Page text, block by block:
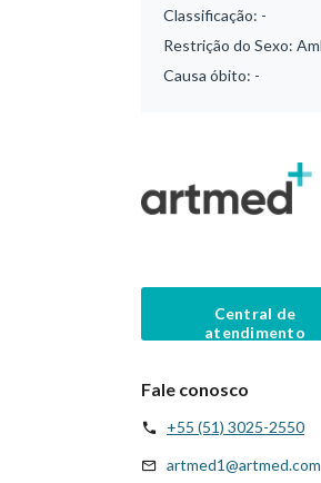
Classificação: -
Restrição do Sexo:
Causa óbito: -
Central de
atendimento
Fale conosco
+55 (51) 3025-2550
artmed1@artmed.com